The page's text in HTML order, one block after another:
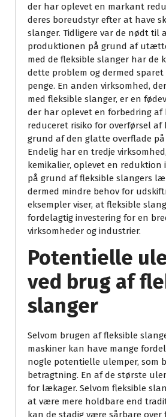
der har oplevet en markant
deres boreudstyr efter at have
slanger. Tidligere var de nødt til
produktionen på grund af
med de fleksible slanger har de
dette problem og dermed sparet
penge. En anden virksomhed,
med fleksible slanger, er en
der har oplevet en forbedring af
reduceret risiko for overførsel af
grund af den glatte overflade
Endelig har en tredje
kemikalier, oplevet en reduktion
på grund af fleksible slangers
dermed mindre behov for
eksempler viser, at fleksible
fordelagtig investering for en
virksomheder og industrier.
Potentielle
ved brug af
slanger
Selvom brugen af fleksible
maskiner kan have mange
nogle potentielle ulemper, som
betragtning. En af de største
for lækager. Selvom fleksible
at være mere holdbare end
kan de stadig være sårbare over